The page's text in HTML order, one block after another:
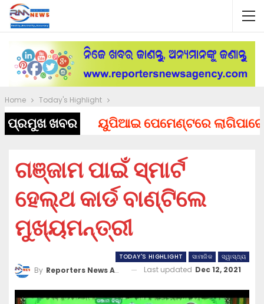
Home Today's Highlight
ପ୍ରମୁଖ ଖବରୟୁପିଆଇ ପେମେଣ୍ଟରେ ଲାଗିପାରେ
ଗଞ୍ଜାମ ପାଇଁ ସ୍ମାର୍ଟ
ହେଲ୍‌ଥ କାର୍ଡ ବାଣ୍ଟିଲେ
ମୁଖ୍ୟମନ୍ତ୍ରୀ
TODAY'S HIGHLIGHT ସାମାଜିକ ସ୍ୱାସ୍ଥ୍ୟ
By Reporters News Agency Last updated Dec 12, 2021